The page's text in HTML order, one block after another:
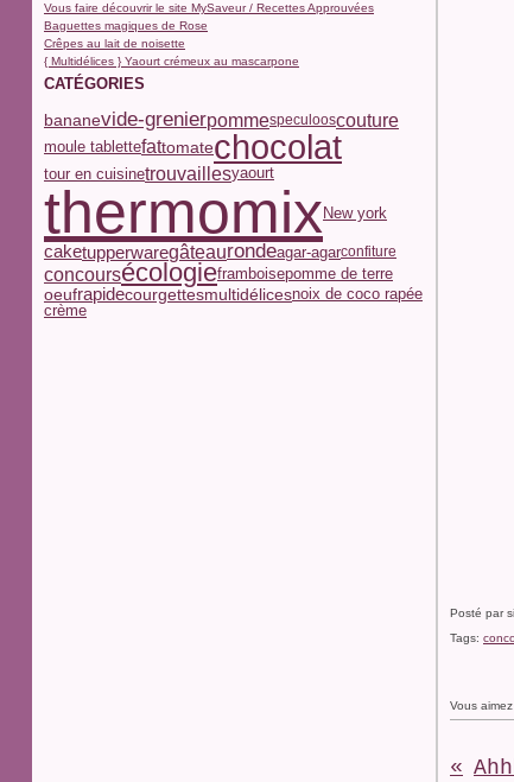
Vous faire découvrir le site MySaveur / Recettes Approuvées
Baguettes magiques de Rose
Crêpes au lait de noisette
{ Multidélices } Yaourt crémeux au mascarpone
CATÉGORIES
bananevide-grenierpommespeculooscouture
moule tablettefattomatechocolat
tour en cuisinetrouvaillesyaourt
thermomixNew york
caketupperwaregâteaurondeagar-agarconfiture
concoursécologieframboisepomme de terre
oeufrapidecourgettesmultidélicesnoix de coco rapée
crème
Posté par
Tags:
Vous